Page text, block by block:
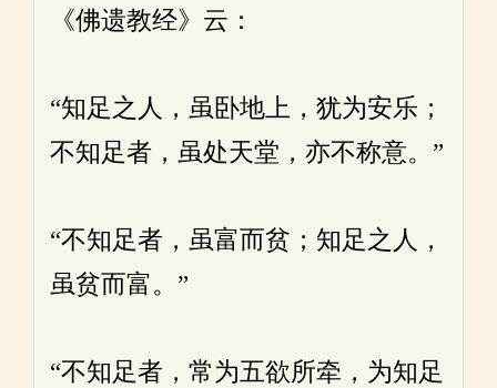
《佛遗教经》云：
“知足之人，虽卧地上，犹为安乐；
不知足者，虽处天堂，亦不称意。”
“不知足者，虽富而贫；知足之人，
虽贫而富。”
“不知足者，常为五欲所牵，为知足